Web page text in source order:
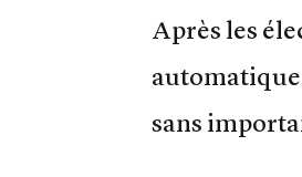
Après les
sans